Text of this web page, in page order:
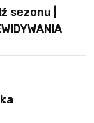
sezonu |